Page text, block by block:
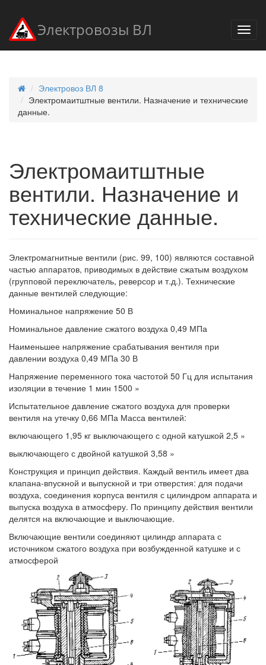
Электровозы ВЛ
Электровоз ВЛ 8
Электромаитштные вентили. Назначение и технические
данные.
Электромаитштные
вентили. Назначение и
технические данные.
Электромагнитные вентили (рис. 99, 100) являются составной
частью аппаратов, приводимых в действие сжатым воздухом
(групповой переключатель, реверсор и т.д.). Технические
данные вентилей следующие:
Номинальное напряжение 50 В
Номинальное давление сжатого воздуха 0,49 МПа
Наименьшее напряжение срабатывания вентиля при
давлении воздуха 0,49 МПа 30 В
Напряжение переменного тока частотой 50 Гц для испытания
изоляции в течение 1 мин 1500 »
Испытательное давление сжатого воздуха для проверки
вентиля на утечку 0,66 МПа Масса вентилей:
включающего 1,95 кг выключающего с одной катушкой 2,5 »
выключающего с двойной катушкой 3,58 »
Конструкция и принцип действия. Каждый вентиль имеет два
клапана-впускной и выпускной и три отверстия: для подачи
воздуха, соединения корпуса вентиля с цилиндром аппарата и
выпуска воздуха в атмосферу. По принципу действия вентили
делятся на включающие и выключающие.
Включающие вентили соединяют цилиндр аппарата с
источником сжатого воздуха при возбужденной катушке и с
атмосферой